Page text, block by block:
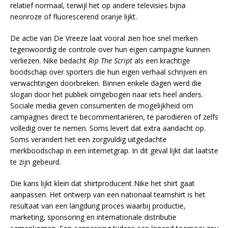
relatief normaal, terwijl het op andere televisies bijna
neonroze of fluorescerend oranje lijkt.
De actie van De Vreeze laat vooral zien hoe snel merken
tegenwoordig de controle over hun eigen campagne kunnen
verliezen. Nike bedacht Rip The Script als een krachtige
boodschap over sporters die hun eigen verhaal schrijven en
verwachtingen doorbreken. Binnen enkele dagen werd die
slogan door het publiek omgebogen naar iets heel anders.
Sociale media geven consumenten de mogelijkheid om
campagnes direct te becommentariëren, te parodiëren of zelfs
volledig over te nemen. Soms levert dat extra aandacht op.
Soms verandert het een zorgvuldig uitgedachte
merkboodschap in een internetgrap. In dit geval lijkt dat laatste
te zijn gebeurd.
Die kans lijkt klein dat shirtproducent Nike het shirt gaat
aanpassen. Het ontwerp van een nationaal teamshirt is het
resultaat van een langdurig proces waarbij productie,
marketing, sponsoring en internationale distributie